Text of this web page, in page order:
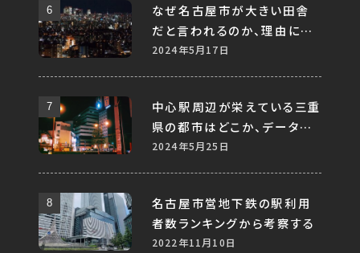
なぜ名古屋市が大きい田舎
だと言われるのか、理由につ
いて考察してみる
2024年5月17日
中心駅周辺が栄えている三重
県の都市はどこか、データか
ら分析してみる
2024年5月25日
名古屋市営地下鉄の駅利用
者数ランキングから考察する
2022年11月10日